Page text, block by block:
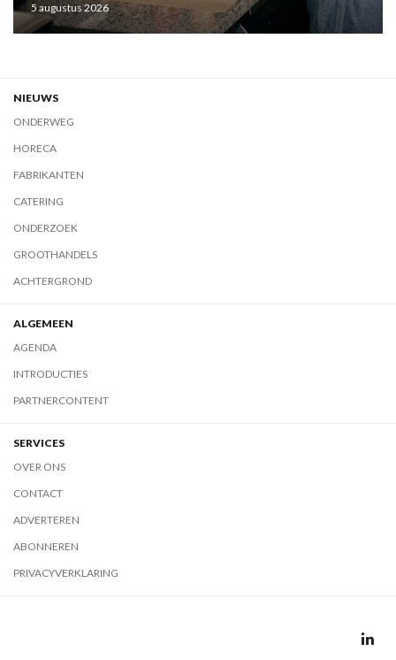
5 augustus 2026
NIEUWS
ONDERWEG
HORECA
FABRIKANTEN
CATERING
ONDERZOEK
GROOTHANDELS
ACHTERGROND
ALGEMEEN
AGENDA
INTRODUCTIES
PARTNERCONTENT
SERVICES
OVER ONS
CONTACT
ADVERTEREN
ABONNEREN
PRIVACYVERKLARING